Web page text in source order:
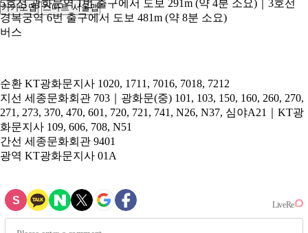
카카오맵 스마트 서울맵
250m
5호선 광화문역 1번 출구에서 도보 291m (약 4분 소요)｜3호선
경복궁역 6번 출구에서 도보 481m (약 8분 소요)
버스
순환 KT광화문지사 1020, 1711, 7016, 7018, 7212
지선 세종문화회관 703｜광화문(중) 101, 103, 150, 160, 260, 270,
271, 273, 370, 470, 601, 720, 721, 741, N26, N37, 심야A21｜KT광
화문지사 109, 606, 708, N51
간선 세종문화회관 9401
광역 KT광화문지사 01A